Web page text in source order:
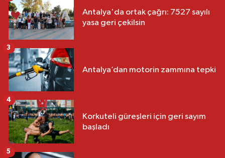
Antalya'da ortak çağrı: 7527 sayılı
yasa geri çekilsin
Antalya’dan motorin zammına tepki
3
Korkuteli güreşleri için geri sayım
başladı
4
5